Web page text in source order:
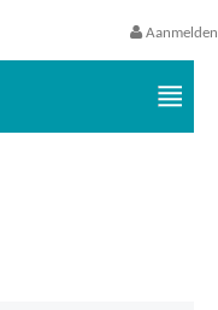
Aanmelden